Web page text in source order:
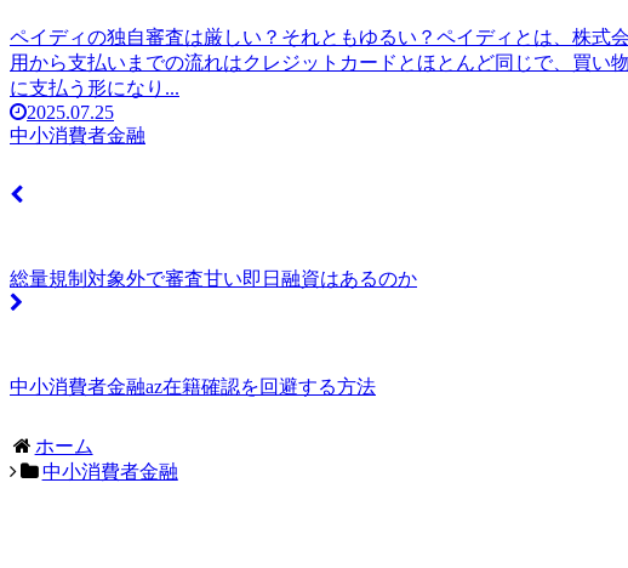
ペイディの独自審査は厳しい？それともゆるい？ペイディとは、株式
用から支払いまでの流れはクレジットカードとほとんど同じで、買い
に支払う形になり...
2025.07.25
中小消費者金融
総量規制対象外で審査甘い即日融資はあるのか
中小消費者金融az在籍確認を回避する方法
ホーム
中小消費者金融